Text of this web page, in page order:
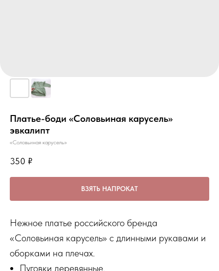
Платье-боди «Соловьиная карусель»
эвкалипт
«Соловьиная карусель»
350 ₽
ВЗЯТЬ НАПРОКАТ
Нежное платье российского бренда
«Соловьиная карусель» с длинными рукавами и
оборками на плечах.
Пуговки деревянные.